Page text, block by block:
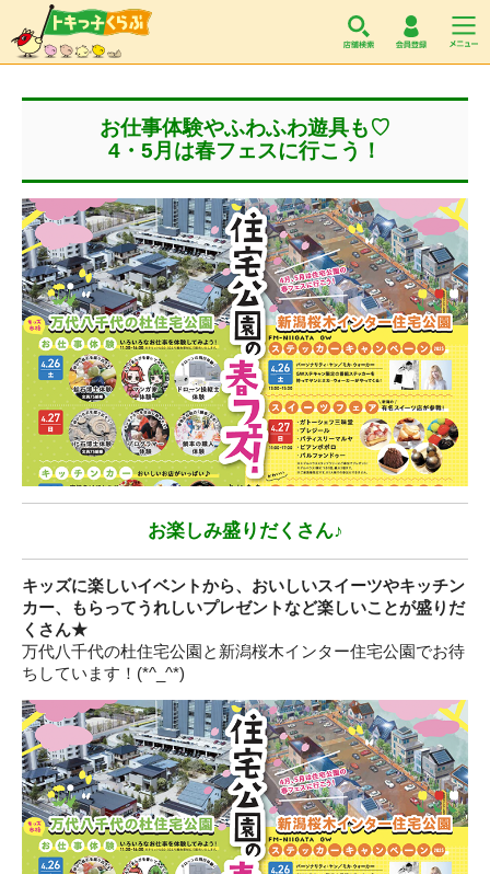
お仕事体験やふわふわ遊具も♡
4・5月は春フェスに行こう！
お楽しみ盛りだくさん♪
キッズに楽しいイベントから、おいしいスイーツやキッチン
カー、もらってうれしいプレゼントなど楽しいことが盛りだ
くさん★
万代八千代の杜住宅公園と新潟桜木インター住宅公園でお待
ちしています！(*^_^*)